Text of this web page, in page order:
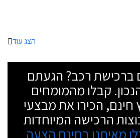
יותר, עם בדיקה מעמיקה של תפקוד מערכות
שזכו לדירוג זהב לאחר שפורד הוסיפה להםהצג עוד
ברכישת רכב? הגעתם
קבלו מהמומחים
חינם, הכירו את מבצעי
הרכישה המיוחדות
מאיתנו בחינם הצעה